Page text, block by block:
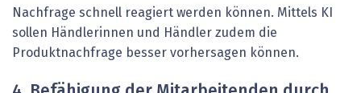
Nachfrage schnell reagiert werden können. Mittels KI
sollen Händlerinnen und Händler zudem die
Produktnachfrage besser vorhersagen können.